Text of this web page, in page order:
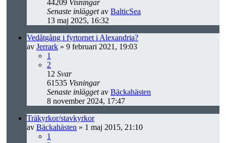
44209 Visningar
Senaste inläggetav BalticSea
13 maj 2025, 16:32
Vedåtgång i fyrtornet i Alexandria?
av Jerrark » 9 februari 2021, 19:03
1
2
12 Svar
61535 Visningar
Senaste inläggetav Bäckahästen
8 november 2024, 17:47
Träkyrkor/stavkyrkor
av Bäckahästen » 1 maj 2015, 21:10
1